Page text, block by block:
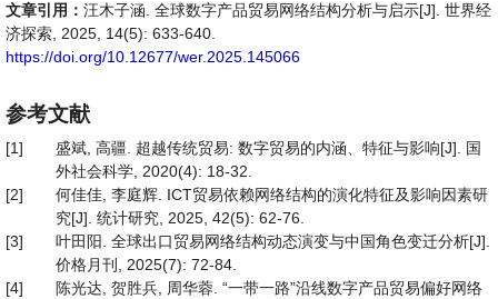
文章引用： 汪木子涵. 全球数字产品贸易网络结构分析与启示[J]. 世界经
济探索, 2025, 14(5): 633-640.
https://doi.org/10.12677/wer.2025.145066
参考文献
[1]
盛斌, 高疆. 超越传统贸易: 数字贸易的内涵、特征与影响[J]. 国
外社会科学, 2020(4): 18-32.
[2]
何佳佳, 李庭辉. ICT贸易依赖网络结构的演化特征及影响因素研
究[J]. 统计研究, 2025, 42(5): 62-76.
[3]
叶田阳. 全球出口贸易网络结构动态演变与中国角色变迁分析[J].
价格月刊, 2025(7): 72-84.
[4]
陈光达, 贺胜兵, 周华蓉. “一带一路”沿线数字产品贸易偏好网络